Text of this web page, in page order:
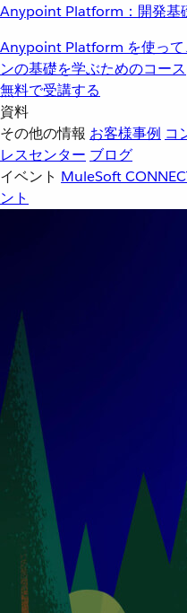
Anypoint Platform：開発基
Anypoint Platform を使って
ンの基礎を学ぶためのコース
無料で受講する
資料
その他の情報 お客様事例 コ
レスセンター ブログ
イベント MuleSoft
ント